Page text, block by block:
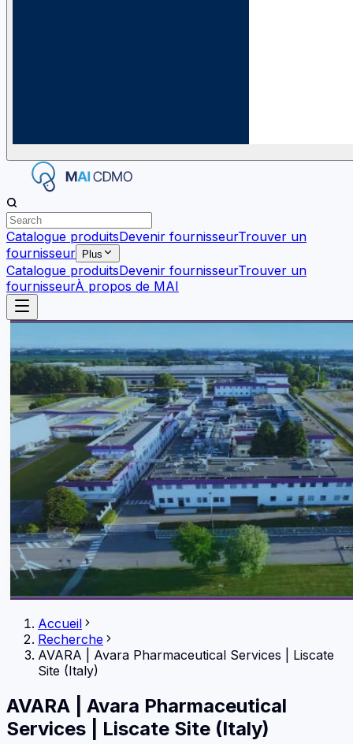
Catalogue produitsDevenir fournisseurTrouver un
fournisseur
Plus
Catalogue produitsDevenir fournisseurTrouver un
fournisseurÀ propos de MAI
Accueil
Recherche
AVARA
Avara Pharmaceutical Services | Liscate
Site (Italy)
AVARA
Avara Pharmaceutical
Services | Liscate Site (Italy)